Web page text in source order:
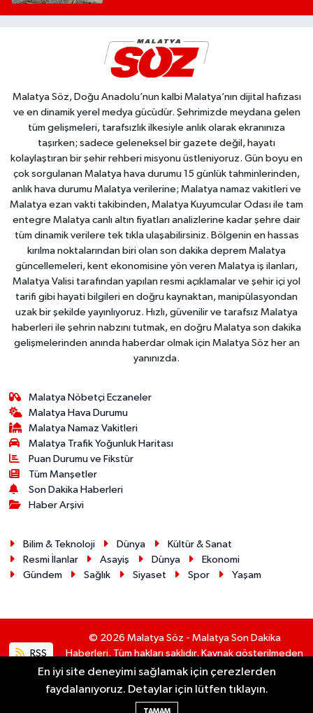
Malatya Söz, Doğu Anadolu’nun kalbi Malatya’nın dijital hafızası
ve en dinamik yerel medya gücüdür. Şehrimizde meydana gelen
tüm gelişmeleri, tarafsızlık ilkesiyle anlık olarak ekranınıza
taşırken; sadece geleneksel bir gazete değil, hayatı
kolaylaştıran bir şehir rehberi misyonu üstleniyoruz. Gün boyu en
çok sorgulanan Malatya hava durumu 15 günlük tahminlerinden,
anlık hava durumu Malatya verilerine; Malatya namaz vakitleri ve
Malatya ezan vakti takibinden, Malatya Kuyumcular Odası ile tam
entegre Malatya canlı altın fiyatları analizlerine kadar şehre dair
tüm dinamik verilere tek tıkla ulaşabilirsiniz. Bölgenin en hassas
kırılma noktalarından biri olan son dakika deprem Malatya
güncellemeleri, kent ekonomisine yön veren Malatya iş ilanları,
Malatya Valisi tarafından yapılan resmi açıklamalar ve şehir içi yol
tarifi gibi hayati bilgileri en doğru kaynaktan, manipülasyondan
uzak bir şekilde yayınlıyoruz. Hızlı, güvenilir ve tarafsız Malatya
haberleri ile şehrin nabzını tutmak, en doğru Malatya son dakika
gelişmelerinden anında haberdar olmak için Malatya Söz her an
yanınızda.
Malatya Nöbetçi Eczaneler
Malatya Hava Durumu
Malatya Namaz Vakitleri
Malatya Trafik Yoğunluk Haritası
Puan Durumu ve Fikstür
Tüm Manşetler
Son Dakika Haberleri
Haber Arşivi
Bilim & Teknoloji Dünya
Kültür & Sanat
Resmi İlanlar
Asayiş Dünya
Ekonomi
Gündem
Sağlık Siyaset Spor Yaşam
RSS
© 2026 Malatya Söz - Malatya Son Dakika
Haberleri. Tüm hakları saklıdır. Kaynak gösterilmeden
alıntı yapılamaz.
Haber Yazılımı:
En iyi site deneyimi sağlamak için çerezlerden
faydalanıyoruz. Detaylar için lütfen tıklayın.
TAMAM